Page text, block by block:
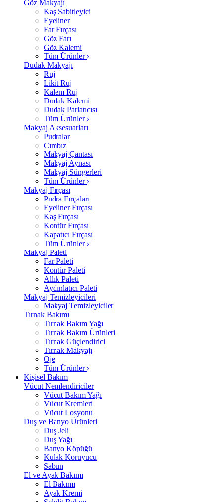
Göz Makyajı
Kaş Sabitleyici
Eyeliner
Far Fırçası
Göz Farı
Göz Kalemi
Tüm Ürünler
Dudak Makyajı
Ruj
Likit Ruj
Kalem Ruj
Dudak Kalemi
Dudak Parlatıcısı
Tüm Ürünler
Makyaj Aksesuarları
Pudralar
Cımbız
Makyaj Çantası
Makyaj Aynası
Makyaj Süngerleri
Tüm Ürünler
Makyaj Fırçası
Pudra Fırçaları
Eyeliner Fırçası
Kaş Fırçası
Kontür Fırçası
Kapatıcı Fırçası
Tüm Ürünler
Makyaj Paleti
Far Paleti
Kontür Paleti
Allık Paleti
Aydınlatıcı Paleti
Makyaj Temizleyicileri
Makyaj Temizleyiciler
Tırnak Bakımı
Tırnak Bakım Yağı
Tırnak Bakım Ürünleri
Tırnak Güçlendirici
Tırnak Makyajı
Oje
Tüm Ürünler
Kişisel Bakım
Vücut Nemlendiriciler
Vücut Bakım Yağı
Vücut Kremleri
Vücut Losyonu
Duş ve Banyo Ürünleri
Duş Jeli
Duş Yağı
Banyo Köpüğü
Kulak Koruyucu
Sabun
El ve Ayak Bakımı
El Bakımı
Ayak Kremi